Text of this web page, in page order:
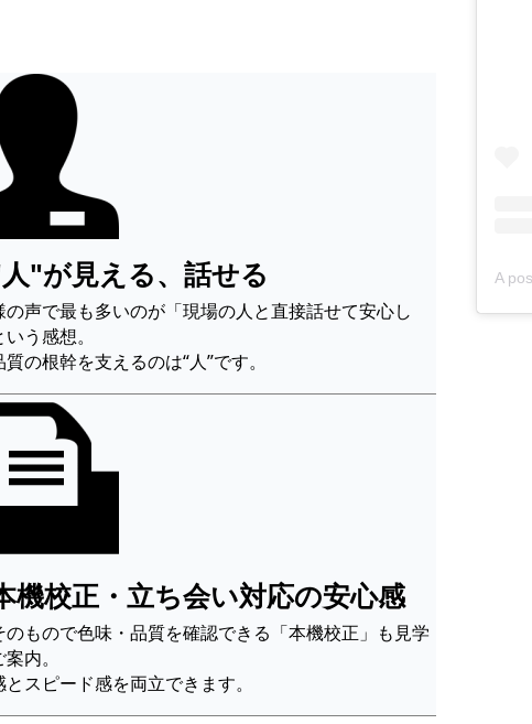
"が見える、話せる
の声で最も多いのが「現場の人と直接話せて安心し
う感想。
の根幹を支えるのは“人”です。
校正・立ち会い対応の安心感
のもので色味・品質を確認できる「本機校正」も見学
内。
スピード感を両立できます。